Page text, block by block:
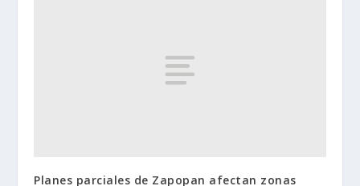
Planes parciales de Zapopan afectan zonas